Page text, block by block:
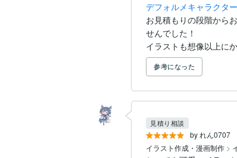
デフォルメキャラクタ
お見積もりの段階から
せんでした！
イラストも想像以上に
参考になった
by れん0707
見積り相談
イラスト作成・漫画制作 >